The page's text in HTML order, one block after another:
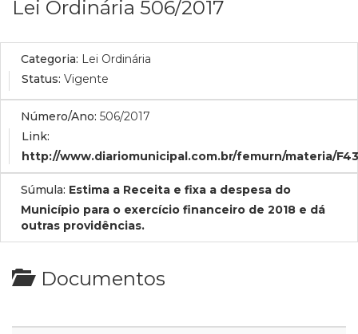
Lei Ordinária 506/2017
Categoria: Lei Ordinária
Status: Vigente
Número/Ano: 506/2017
Link:
http://www.diariomunicipal.com.br/femurn/materia/
Súmula: Estima a Receita e fixa a despesa do
Município para o exercício financeiro de 2018 e dá
outras providências.
Documentos